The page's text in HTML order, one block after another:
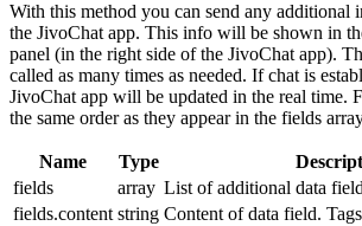
With this method you can send any additional
the JivoChat app. This info will be shown in
panel (in the right side of the JivoChat app).
called as many times as needed. If chat is
JivoChat app will be updated in the real time.
the same order as they appear in the fields
Name Type
fields
array List of additional data
fields.content string Content of data field.